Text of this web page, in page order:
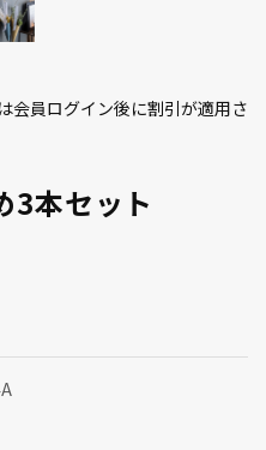
3本セット
会員ログイン後に割引が適用さ